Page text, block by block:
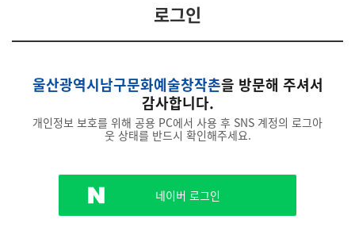
로그인
울산광역시남구문화예술창작촌을 방문해 주셔서
감사합니다.
개인정보 보호를 위해 공용 PC에서 사용 후 SNS 계정의 로그아
웃 상태를 반드시 확인해주세요.
네이버 로그인